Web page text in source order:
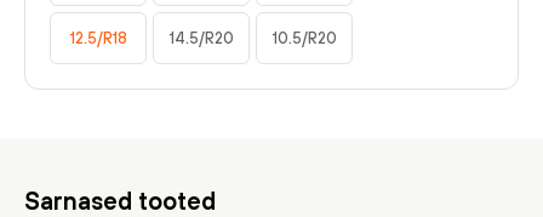
12.5/R18 14.5/R20 10.5/R20
Sarnased tooted